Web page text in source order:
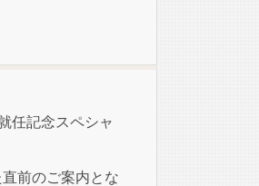
任記念スペシャ
前のご案内とな